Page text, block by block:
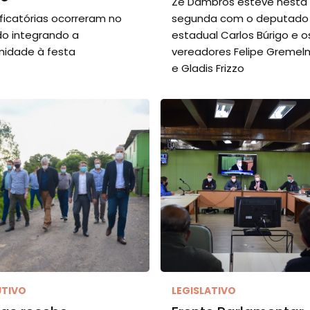
ocorreram no
integrando a
à festa
segunda com o deputado
estadual Carlos Búrigo e
vereadores Felipe
e Gladis Frizzo
LEGISLATIVO